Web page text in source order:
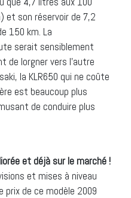
et son réservoir de 7,2
150 km. La
serait sensiblement
de lorgner vers l’autre
la KLR650 qui ne coûte
est beaucoup plus
de conduire plus
et déjà sur le marché !
et mises à niveau
prix de ce modèle 2009